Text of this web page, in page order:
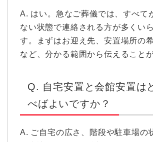
A. はい。急なご葬儀では、すべて
ない状態で連絡される方が多くい
す。まずはお迎え先、安置場所の
など、分かる範囲から伝えること
Q. 自宅安置と会館安置は
べばよいですか？
A. ご自宅の広さ、階段や駐車場の